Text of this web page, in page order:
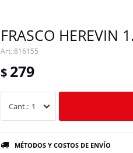
FRASCO HEREVIN
816155
$ 279
1
MÉTODOS Y COSTOS DE ENVÍO